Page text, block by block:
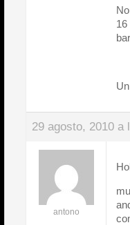
29 agosto, 2010 a
antono